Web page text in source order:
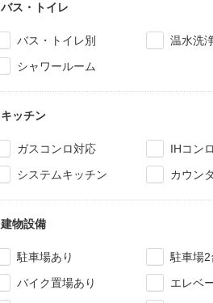
バス・トイレ
バス・トイレ別
温水洗
シャワールーム
キッチン
ガスコンロ対応
IHコン
システムキッチン
カウン
建物設備
駐車場あり
駐車場
バイク置場あり
エレベ